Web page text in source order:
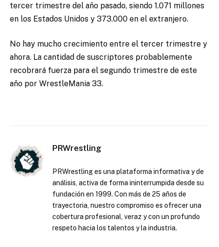
tercer trimestre del año pasado, siendo 1.071 millones
en los Estados Unidos y 373.000 en el extranjero.
No hay mucho crecimiento entre el tercer trimestre y
ahora. La cantidad de suscriptores probablemente
recobrará fuerza para el segundo trimestre de este
año por WrestleMania 33.
PRWrestling
PRWrestling es una plataforma informativa y de
análisis, activa de forma ininterrumpida desde su
fundación en 1999. Con más de 25 años de
trayectoria, nuestro compromiso es ofrecer una
cobertura profesional, veraz y con un profundo
respeto hacia los talentos y la industria.